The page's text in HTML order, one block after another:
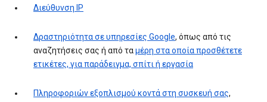
Διεύθυνση IP
Δραστηριότητα σε υπηρεσίες Google, όπως από τις
αναζητήσεις σας ή από ταμέρη στα οποία προσθέτετε
ετικέτες, για παράδειγμα, σπίτι ή εργασία
Πληροφοριών εξοπλισμού κοντά στη συσκευή σας,